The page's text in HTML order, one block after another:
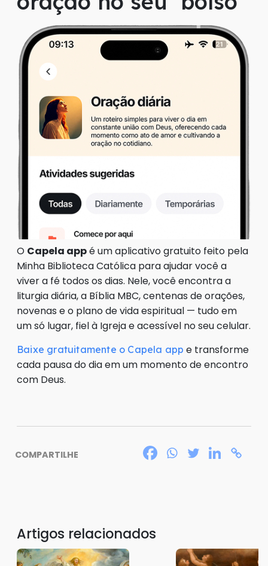
O Capela appé um aplicativo gratuito feito pela
Minha Biblioteca Católica para ajudar você a
viver a fé todos os dias. Nele, você encontra a
liturgia diária, a Bíblia MBC, centenas de orações,
novenas e o plano de vida espiritual — tudo em
um só lugar, fiel à Igreja e acessível no seu celular.
Baixe gratuitamente o Capela app e transforme
cada pausa do dia em um momento de encontro
com Deus.
COMPARTILHE
Artigos relacionados